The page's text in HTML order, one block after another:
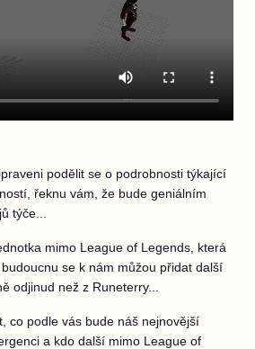
podělit se o podrobnosti týkající
řeknu vám, že bude geniálním
týče...
mimo League of Legends, která
se k nám můžou přidat další
odjinud než z Runeterry...
co podle vás bude náš nejnovější
a kdo další mimo League of